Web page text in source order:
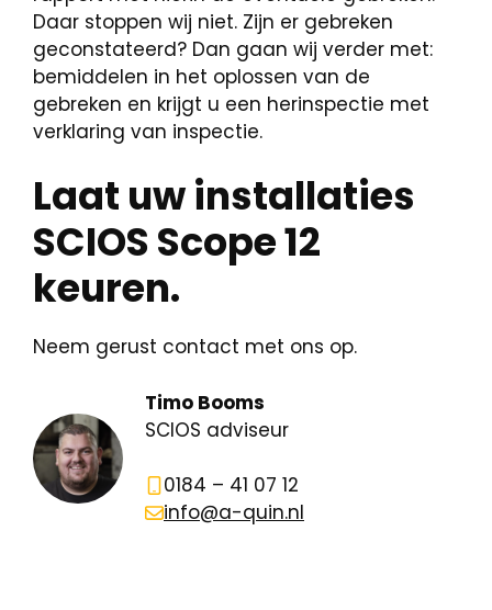
Daar stoppen wij niet. Zijn er gebreken
geconstateerd? Dan gaan wij verder met:
bemiddelen in het oplossen van de
gebreken en krijgt u een herinspectie met
verklaring van inspectie.
Laat uw installaties
SCIOS Scope 12
keuren.
Neem gerust contact met ons op.
Timo Booms
SCIOS adviseur
0184 – 41 07 12
info@a-quin.nl